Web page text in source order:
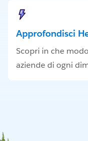
Approfondisci
Scopri in che
aziende di ogni